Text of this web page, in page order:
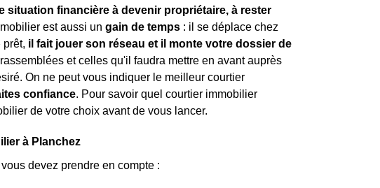
situation financière à devenir propriétaire, à rester
est aussi un gain de temps : il se déplace chez
prêt, il fait jouer son réseau et il monte votre dossier de
et celles qu'il faudra mettre en avant auprès
On ne peut vous indiquer le meilleur courtier
confiance. Pour savoir quel courtier immobilier
de votre choix avant de vous lancer.
à Planchez
devez prendre en compte :